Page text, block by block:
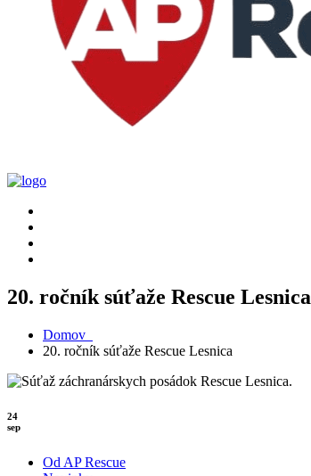
20. ročník súťaže Rescue Lesnica
Domov
20. ročník súťaže Rescue Lesnica
24
sep
Od AP Rescue